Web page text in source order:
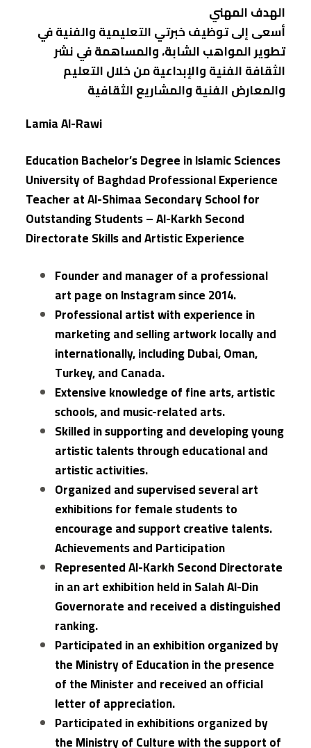
الهدف المهني
أسعى إلى توظيف خبرتي التعليمية والفنية في
تطوير المواهب الشابة، والمساهمة في نشر
الثقافة الفنية والإبداعية من خلال التعليم
والمعارض الفنية والمشاريع الثقافية
Lamia Al-Rawi
Education Bachelor’s Degree in Islamic Sciences
University of Baghdad Professional Experience
Teacher at Al-Shimaa Secondary School for
Outstanding Students – Al-Karkh Second
Directorate Skills and Artistic Experience
Founder and manager of a professional
art page on Instagram since 2014.
Professional artist with experience in
marketing and selling artwork locally and
internationally, including Dubai, Oman,
Turkey, and Canada.
Extensive knowledge of fine arts, artistic
schools, and music-related arts.
Skilled in supporting and developing young
artistic talents through educational and
artistic activities.
Organized and supervised several art
exhibitions for female students to
encourage and support creative talents.
Achievements and Participation
Represented Al-Karkh Second Directorate
in an art exhibition held in Salah Al-Din
Governorate and received a distinguished
ranking.
Participated in an exhibition organized by
the Ministry of Education in the presence
of the Minister and received an official
letter of appreciation.
Participated in exhibitions organized by
the Ministry of Culture with the support of